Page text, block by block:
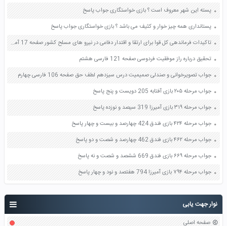
نوار جهت یابی
صفحه اصلی
پسته این شهر معروف است ؟ بازی خواستگاری جواب پاسخ
پستانداری همه چیز خوار و کثیف می باشد ؟ بازی خواستگاری جواب پاسخ
تاکیدات فرماندهی کل قوا برای ارتقا و اقتدار دفاعی در نیرو های مسلح کشور صفحه 17 آمادگی دفاعی دهم
تحقیق درباره راز موفقیت فردوسی صفحه 121 فارسی هشتم
جواب تصویرخوانی و صندلی صمیمیت درس سیزدهم لطف حق صفحه 106 فارسی چهارم
جواب مرحله ۲۰۵ بازی آفتابه 205 دویست و پنج پاسخ
جواب مرحله ۳۱۹ بازی آمیرزا 319 سیصد و نوزده پاسخ
جواب مرحله ۴۲۴ بازی فندق 424 چهارصد و بیست و چهار پاسخ
جواب مرحله ۴۶۲ بازی فندق 462 چهارصد و شصت و دو پاسخ
جواب مرحله ۶۶۹ بازی فندق 669 ششصد و شصت و نه پاسخ
جواب مرحله ۷۹۴ بازی آمیرزا 794 هفتصد و نود و چهار پاسخ